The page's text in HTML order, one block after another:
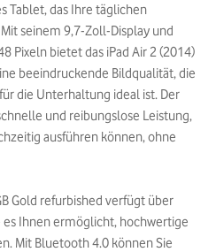
Tablet, das Ihre täglichen
seinem 9,7-Zoll-Display und
Pixeln bietet das iPad Air 2 (2014)
beeindruckende Bildqualität, die
die Unterhaltung ideal ist. Der
und reibungslose Leistung,
ausführen können, ohne
Gold refurbished verfügt über
Ihnen ermöglicht, hochwertige
Mit Bluetooth 4.0 können Sie